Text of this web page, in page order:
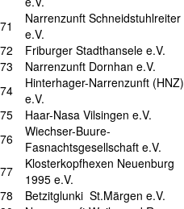
71
Narrenzunft Schneidstuhlreiter
e.V.
72
Friburger Stadthansele e.V.
73
Narrenzunft Dornhan e.V.
74
Hinterhager-Narrenzunft (HNZ)
e.V.
75
Haar-Nasa Vilsingen e.V.
76
Wiechser-Buure-
Fasnachtsgesellschaft e.V.
77
Klosterkopfhexen Neuenburg
1995 e.V.
78
Betzitglunki St.Märgen e.V.